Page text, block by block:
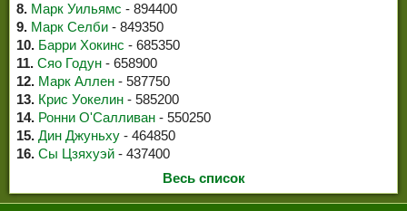
8. Марк Уильямс - 894400
9. Марк Селби - 849350
10. Барри Хокинс - 685350
11. Сяо Годун - 658900
12. Марк Аллен - 587750
13. Крис Уокелин - 585200
14. Ронни О'Салливан - 550250
15. Дин Джуньху - 464850
16. Сы Цзяхуэй - 437400
Весь список